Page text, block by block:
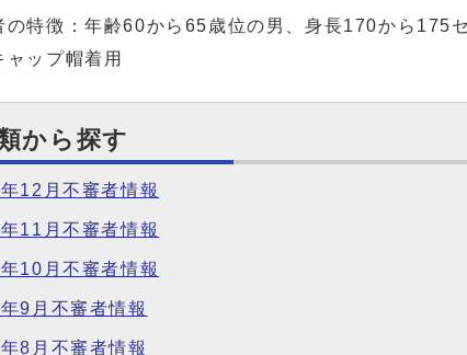
の特徴：年齢60から65歳位の男、身長170から175
ャップ帽着用
から探す
12月不審者情報
11月不審者情報
10月不審者情報
9月不審者情報
8月不審者情報